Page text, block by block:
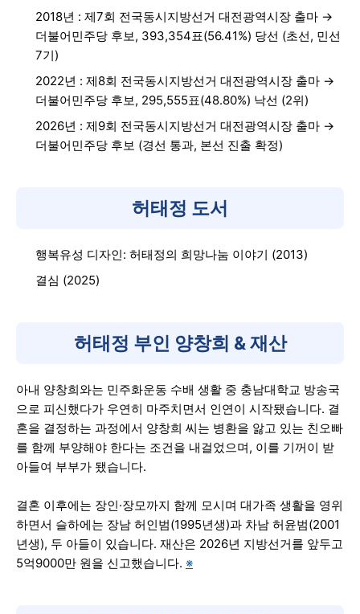
2018년 : 제7회 전국동시지방선거 대전광역시장 출마 →
더불어민주당 후보, 393,354표(56.41%) 당선 (초선, 민선
7기)
2022년 : 제8회 전국동시지방선거 대전광역시장 출마 →
더불어민주당 후보, 295,555표(48.80%) 낙선 (2위)
2026년 : 제9회 전국동시지방선거 대전광역시장 출마 →
더불어민주당 후보 (경선 통과, 본선 진출 확정)
허태정 도서
행복유성 디자인: 허태정의 희망나눔 이야기 (2013)
결심 (2025)
허태정 부인 양창희 & 재산
아내 양창희와는 민주화운동 수배 생활 중 충남대학교 방송국
으로 피신했다가 우연히 마주치면서 인연이 시작됐습니다. 결
혼을 결정하는 과정에서 양창희 씨는 병환을 앓고 있는 친오빠
를 함께 부양해야 한다는 조건을 내걸었으며, 이를 기꺼이 받
아들여 부부가 됐습니다.
결혼 이후에는 장인·장모까지 함께 모시며 대가족 생활을 영위
하면서 슬하에는 장남 허인범(1995년생)과 차남 허윤범(2001
년생), 두 아들이 있습니다. 재산은 2026년 지방선거를 앞두고
5억9000만 원을 신고했습니다. ※